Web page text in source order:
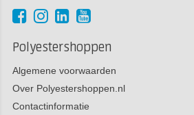
Polyestershoppen
Algemene voorwaarden
Over Polyestershoppen.nl
Contactinformatie